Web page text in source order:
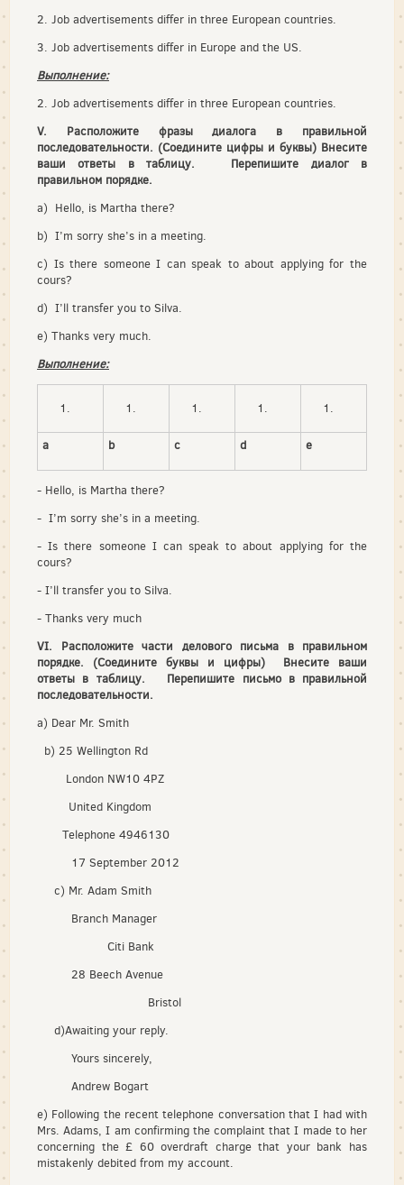
2. Job advertisements differ in three European countries.
3. Job advertisements differ in Europe and the US.
Выполнение:
2. Job advertisements differ in three European countries.
V. Расположите фразы диалога в правильной
последовательности. (Соедините цифры и буквы) Внесите
ваши ответы в таблицу. Перепишите диалог в
правильном порядке.
a) Hello, is Martha there?
b) I’m sorry she’s in a meeting.
c) Is there someone I can speak to about applying for the
cours?
d) I’ll transfer you to Silva.
e) Thanks very much.
Выполнение:
a b c d e
- Hello, is Martha there?
- I’m sorry she’s in a meeting.
- Is there someone I can speak to about applying for the
cours?
- I’ll transfer you to Silva.
- Thanks very much
VI. Расположите части делового письма в правильном
порядке. (Соедините буквы и цифры)
Внесите ваши
ответы в таблицу. Перепишите письмо в правильной
последовательности.
a) Dear Mr. Smith
b) 25 Wellington Rd
London NW10 4PZ
United Kingdom
Telephone 4946130
17 September 2012
c) Mr. Adam Smith
Branch Manager
Citi Bank
28 Beech Avenue
Bristol
d)Awaiting your reply.
Yours sincerely,
Andrew Bogart
e) Following the recent telephone conversation that I had with
Mrs. Adams, I am confirming the complaint that I made to her
concerning the £ 60 overdraft charge that your bank has
mistakenly debited from my account.